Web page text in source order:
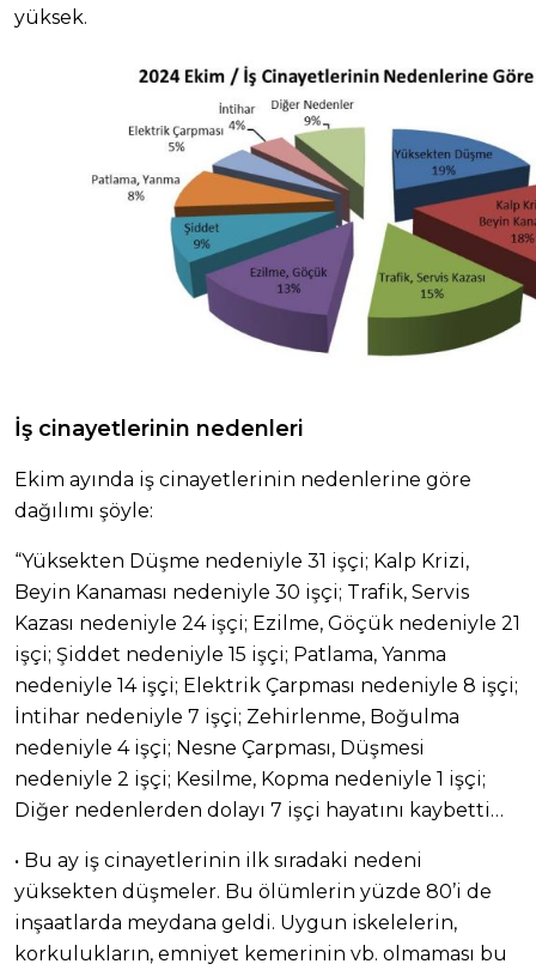
yüksek.
İş cinayetlerinin nedenleri
Ekim ayında iş cinayetlerinin nedenlerine göre
dağılımı şöyle:
“Yüksekten Düşme nedeniyle 31 işçi; Kalp Krizi,
Beyin Kanaması nedeniyle 30 işçi; Trafik, Servis
Kazası nedeniyle 24 işçi; Ezilme, Göçük nedeniyle 21
işçi; Şiddet nedeniyle 15 işçi; Patlama, Yanma
nedeniyle 14 işçi; Elektrik Çarpması nedeniyle 8 işçi;
İntihar nedeniyle 7 işçi; Zehirlenme, Boğulma
nedeniyle 4 işçi; Nesne Çarpması, Düşmesi
nedeniyle 2 işçi; Kesilme, Kopma nedeniyle 1 işçi;
Diğer nedenlerden dolayı 7 işçi hayatını kaybetti…
• Bu ay iş cinayetlerinin ilk sıradaki nedeni
yüksekten düşmeler. Bu ölümlerin yüzde 80’i de
inşaatlarda meydana geldi. Uygun iskelelerin,
korkulukların, emniyet kemerinin vb. olmaması bu